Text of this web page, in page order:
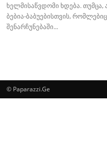
ხელმისაწვდომი ხდება. თუმცა,
ბებია-ბაბუებისთვის,
შენარჩუნებაში...
© Paparazzi.Ge